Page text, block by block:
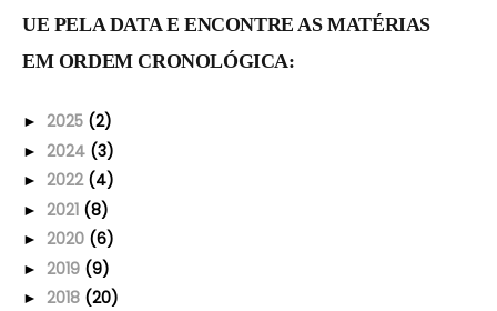
UE PELA DATA E ENCONTRE AS MATÉRIAS
EM ORDEM CRONOLÓGICA:
► 2025 (2)
► 2024 (3)
► 2022 (4)
► 2021 (8)
► 2020 (6)
► 2019 (9)
► 2018 (20)